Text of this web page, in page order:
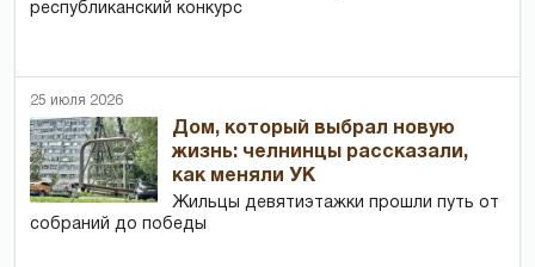
республиканский конкурс
25 июля 2026
Дом, который выбрал новую
жизнь: челнинцы рассказали,
как меняли УК
Жильцы девятиэтажки прошли путь от
собраний до победы